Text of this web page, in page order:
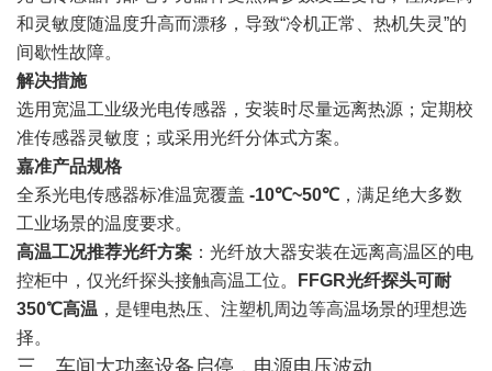
和灵敏度随温度升高而漂移，导致“冷机正常、热机失灵”的
间歇性故障。
解决措施
选用宽温工业级光电传感器，安装时尽量远离热源；定期校
准传感器灵敏度；或采用光纤分体式方案。
嘉准产品规格
全系光电传感器标准温宽覆盖 -10℃~50℃ ，满足绝大多数
工业场景的温度要求。
高温工况推荐光纤方案 ：光纤放大器安装在远离高温区的电
控柜中，仅光纤探头接触高温工位。
FFGR光纤探头可耐
350℃高温 ，是锂电热压、注塑机周边等高温场景的理想选
择。